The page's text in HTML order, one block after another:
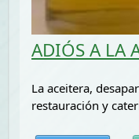
ADIÓS A LA
La aceitera,
restauración y